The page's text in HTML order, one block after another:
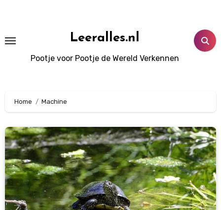
Leeralles.nl
Pootje voor Pootje de Wereld Verkennen
Home Machine